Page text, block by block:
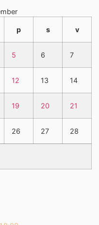
p s v
5 6 7
12 13 14
19 20 21
26 27 28